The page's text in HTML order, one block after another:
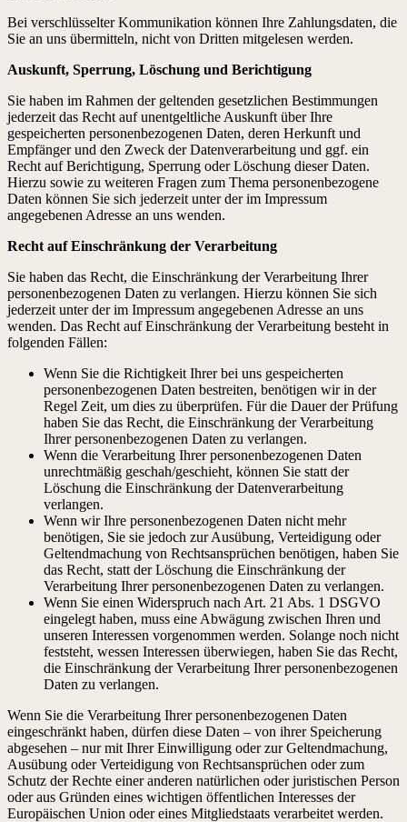
Bei verschlüsselter Kommunikation können Ihre Zahlungsdaten, die
Sie an uns übermitteln, nicht von Dritten mitgelesen werden.
Auskunft, Sperrung, Löschung und Berichtigung
Sie haben im Rahmen der geltenden gesetzlichen Bestimmungen
jederzeit das Recht auf unentgeltliche Auskunft über Ihre
gespeicherten personenbezogenen Daten, deren Herkunft und
Empfänger und den Zweck der Datenverarbeitung und ggf. ein
Recht auf Berichtigung, Sperrung oder Löschung dieser Daten.
Hierzu sowie zu weiteren Fragen zum Thema personenbezogene
Daten können Sie sich jederzeit unter der im Impressum
angegebenen Adresse an uns wenden.
Recht auf Einschränkung der Verarbeitung
Sie haben das Recht, die Einschränkung der Verarbeitung Ihrer
personenbezogenen Daten zu verlangen. Hierzu können Sie sich
jederzeit unter der im Impressum angegebenen Adresse an uns
wenden. Das Recht auf Einschränkung der Verarbeitung besteht in
folgenden Fällen:
Wenn Sie die Richtigkeit Ihrer bei uns gespeicherten
personenbezogenen Daten bestreiten, benötigen wir in der
Regel Zeit, um dies zu überprüfen. Für die Dauer der Prüfung
haben Sie das Recht, die Einschränkung der Verarbeitung
Ihrer personenbezogenen Daten zu verlangen.
Wenn die Verarbeitung Ihrer personenbezogenen Daten
unrechtmäßig geschah/geschieht, können Sie statt der
Löschung die Einschränkung der Datenverarbeitung
verlangen.
Wenn wir Ihre personenbezogenen Daten nicht mehr
benötigen, Sie sie jedoch zur Ausübung, Verteidigung oder
Geltendmachung von Rechtsansprüchen benötigen, haben Sie
das Recht, statt der Löschung die Einschränkung der
Verarbeitung Ihrer personenbezogenen Daten zu verlangen.
Wenn Sie einen Widerspruch nach Art. 21 Abs. 1 DSGVO
eingelegt haben, muss eine Abwägung zwischen Ihren und
unseren Interessen vorgenommen werden. Solange noch nicht
feststeht, wessen Interessen überwiegen, haben Sie das Recht,
die Einschränkung der Verarbeitung Ihrer personenbezogenen
Daten zu verlangen.
Wenn Sie die Verarbeitung Ihrer personenbezogenen Daten
eingeschränkt haben, dürfen diese Daten – von ihrer Speicherung
abgesehen – nur mit Ihrer Einwilligung oder zur Geltendmachung,
Ausübung oder Verteidigung von Rechtsansprüchen oder zum
Schutz der Rechte einer anderen natürlichen oder juristischen Person
oder aus Gründen eines wichtigen öffentlichen Interesses der
Europäischen Union oder eines Mitgliedstaats verarbeitet werden.